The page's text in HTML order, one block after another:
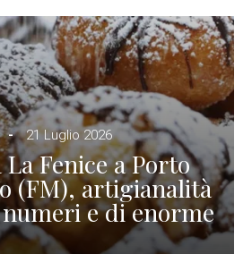
21 Luglio 2026
Fenice a Porto
(FM), artigianalità
e di enorme